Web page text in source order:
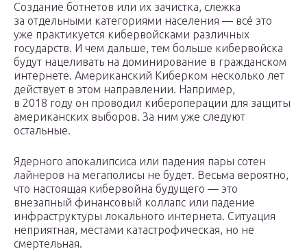
Создание ботнетов или их зачистка, слежка
за отдельными категориями населения — всё это
уже практикуется кибервойсками различных
государств. И чем дальше, тем больше кибервойска
будут нацеливать на доминирование в гражданском
интернете. Американский Киберком несколько лет
действует в этом направлении. Например,
в 2018 году он проводил кибероперации для защиты
американских выборов. За ним уже следуют
остальные.
Ядерного апокалипсиса или падения пары сотен
лайнеров на мегаполисы не будет. Весьма вероятно,
что настоящая кибервойна будущего — это
внезапный финансовый коллапс или падение
инфраструктуры локального интернета. Ситуация
неприятная, местами катастрофическая, но не
смертельная.